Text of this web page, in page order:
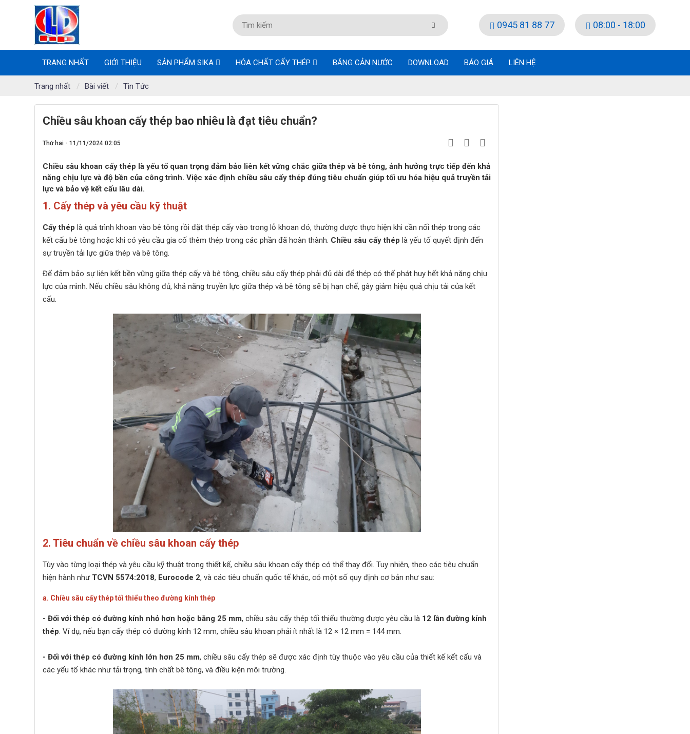
0945 81 88 77 08:00 - 18:00
TRANG NHẤT GIỚI THIỆU SẢN PHẨM SIKA HÓA CHẤT CẤY THÉP BĂNG CẢN NƯỚC DOWNLOAD BÁO GIÁ LIÊN HỆ
Trang nhất Bài viết Tin Tức
Chiều sâu khoan cấy thép bao nhiêu là đạt tiêu chuẩn?
Thứ hai - 11/11/2024 02:05
Chiều sâu khoan cấy thép là yếu tố quan trọng đảm bảo liên kết vững chắc giữa thép và bê tông, ảnh hưởng trực tiếp đến khả
năng chịu lực và độ bền của công trình. Việc xác định chiều sâu cấy thép đúng tiêu chuẩn giúp tối ưu hóa hiệu quả truyền tải
lực và bảo vệ kết cấu lâu dài.
1. Cấy thép và yêu cầu kỹ thuật
Cấy thép là quá trình khoan vào bê tông rồi đặt thép cấy vào trong lỗ khoan đó, thường được thực hiện khi cần nối thép trong các
kết cấu bê tông hoặc khi có yêu cầu gia cố thêm thép trong các phần đã hoàn thành. Chiều sâu cấy thép là yếu tố quyết định đến
sự truyền tải lực giữa thép và bê tông.
Để đảm bảo sự liên kết bền vững giữa thép cấy và bê tông, chiều sâu cấy thép phải đủ dài để thép có thể phát huy hết khả năng chịu
lực của mình. Nếu chiều sâu không đủ, khả năng truyền lực giữa thép và bê tông sẽ bị hạn chế, gây giảm hiệu quả chịu tải của kết
cấu.
2. Tiêu chuẩn về chiều sâu khoan cấy thép
Tùy vào từng loại thép và yêu cầu kỹ thuật trong thiết kế, chiều sâu khoan cấy thép có thể thay đổi. Tuy nhiên, theo các tiêu chuẩn
hiện hành như TCVN 5574:2018, Eurocode 2, và các tiêu chuẩn quốc tế khác, có một số quy định cơ bản như sau:
a. Chiều sâu cấy thép tối thiểu theo đường kính thép
- Đối với thép có đường kính nhỏ hơn hoặc bằng 25 mm, chiều sâu cấy thép tối thiểu thường được yêu cầu là 12 lần đường kính
thép. Ví dụ, nếu bạn cấy thép có đường kính 12 mm, chiều sâu khoan phải ít nhất là 12 × 12 mm = 144 mm.
- Đối với thép có đường kính lớn hơn 25 mm, chiều sâu cấy thép sẽ được xác định tùy thuộc vào yêu cầu của thiết kế kết cấu và
các yếu tố khác như tải trọng, tính chất bê tông, và điều kiện môi trường.